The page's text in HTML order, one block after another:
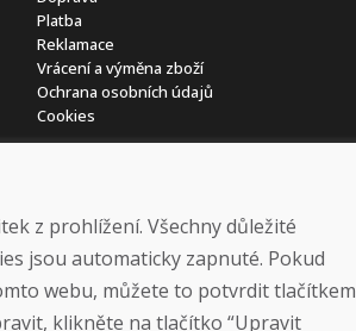
Platba
Reklamace
Vrácení a výměna zboží
Ochrana osobních údajů
Cookies
2026, všechna práva vyhrazena
z prohlížení. Všechny důležité
jsou automaticky zapnuté. Pokud
webu, můžete to potvrdit tlačítkem
klikněte na tlačítko “Upravit